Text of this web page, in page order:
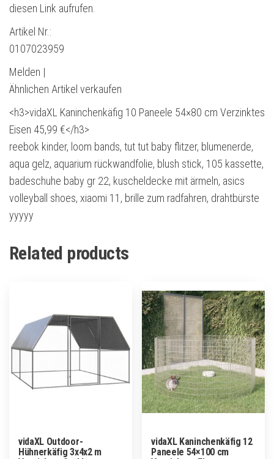
diesen Link aufrufen.
Artikel Nr.:
0107023959
Melden |
Ähnlichen Artikel verkaufen
<h3>vidaXL Kaninchenkäfig 10 Paneele 54×80 cm Verzinktes
Eisen 45,99 €</h3>
reebok kinder, loom bands, tut tut baby flitzer, blumenerde,
aqua gelz, aquarium rückwandfolie, blush stick, 105 kassette,
badeschuhe baby gr 22, kuscheldecke mit ärmeln, asics
volleyball shoes, xiaomi 11, brille zum radfahren, drahtbürste
yyyyy
Related products
vidaXL Outdoor-
Hühnerkäfig 3x4x2 m
vidaXL Kaninchenkäfig 12
Paneele 54×100 cm